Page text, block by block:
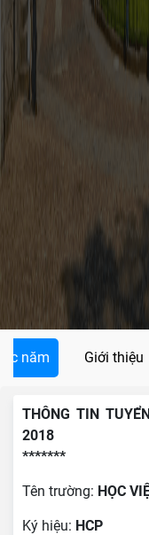
năm Giới thiệu
THÔNG TIN
2018
*******
Tên trường: HỌC
Ký hiệu: HCP